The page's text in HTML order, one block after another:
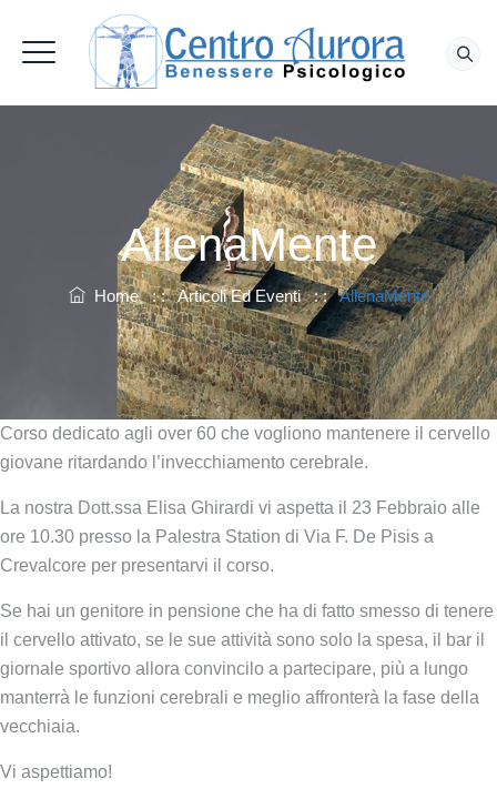
AllenaMente
Home: :Articoli Ed Eventi: :AllenaMente
Corso dedicato agli over 60 che vogliono mantenere il cervello
giovane ritardando l’invecchiamento cerebrale.
La nostra Dott.ssa Elisa Ghirardi vi aspetta il 23 Febbraio alle
ore 10.30 presso la Palestra Station di Via F. De Pisis a
Crevalcore per presentarvi il corso.
Se hai un genitore in pensione che ha di fatto smesso di tenere
il cervello attivato, se le sue attività sono solo la spesa, il bar il
giornale sportivo allora convincilo a partecipare, più a lungo
manterrà le funzioni cerebrali e meglio affronterà la fase della
vecchiaia.
Vi aspettiamo!